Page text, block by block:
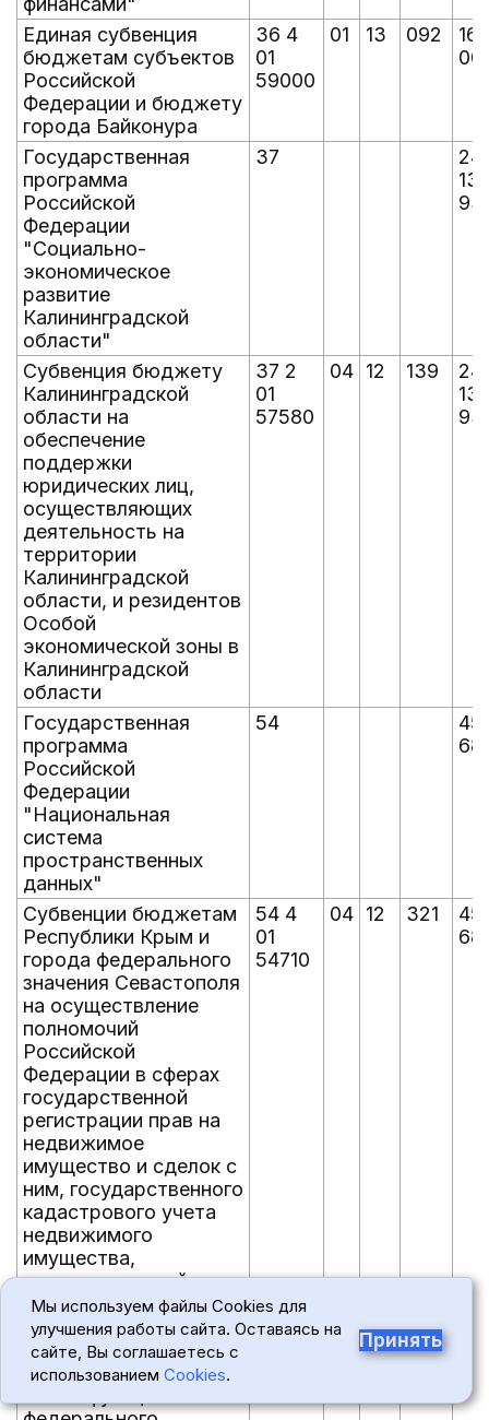
Единая субвенция
бюджетам субъектов
Российской
Федерации и бюджету
города Байконура
36 4
01
59000
01 13 092
16
Государственная
программа
Российской
Федерации
"Социально-
экономическое
развитие
Калининградской
области"
37
24
Субвенция бюджету
Калининградской
области на
обеспечение
поддержки
юридических лиц,
осуществляющих
деятельность на
территории
Калининградской
области, и резидентов
Особой
экономической зоны в
Калининградской
области
37 2
01
57580
04 12 139
24
Государственная
программа
Российской
Федерации
"Национальная
система
пространственных
данных"
54
Субвенции бюджетам
Республики Крым и
города федерального
значения Севастополя
на осуществление
полномочий
Российской
Федерации в сферах
государственной
регистрации прав на
недвижимое
имущество и сделок с
ним, государственного
кадастрового учета
недвижимого
имущества,
государственной
кадастровой оценки,
землеустройства,
государственного
мониторинга земель, а
54 4
01
54710
04 12 321
Мы используем файлы Cookies для
улучшения работы сайта. Оставаясь на
сайте, Вы соглашаетесь с
использованием Cookies.
Принять